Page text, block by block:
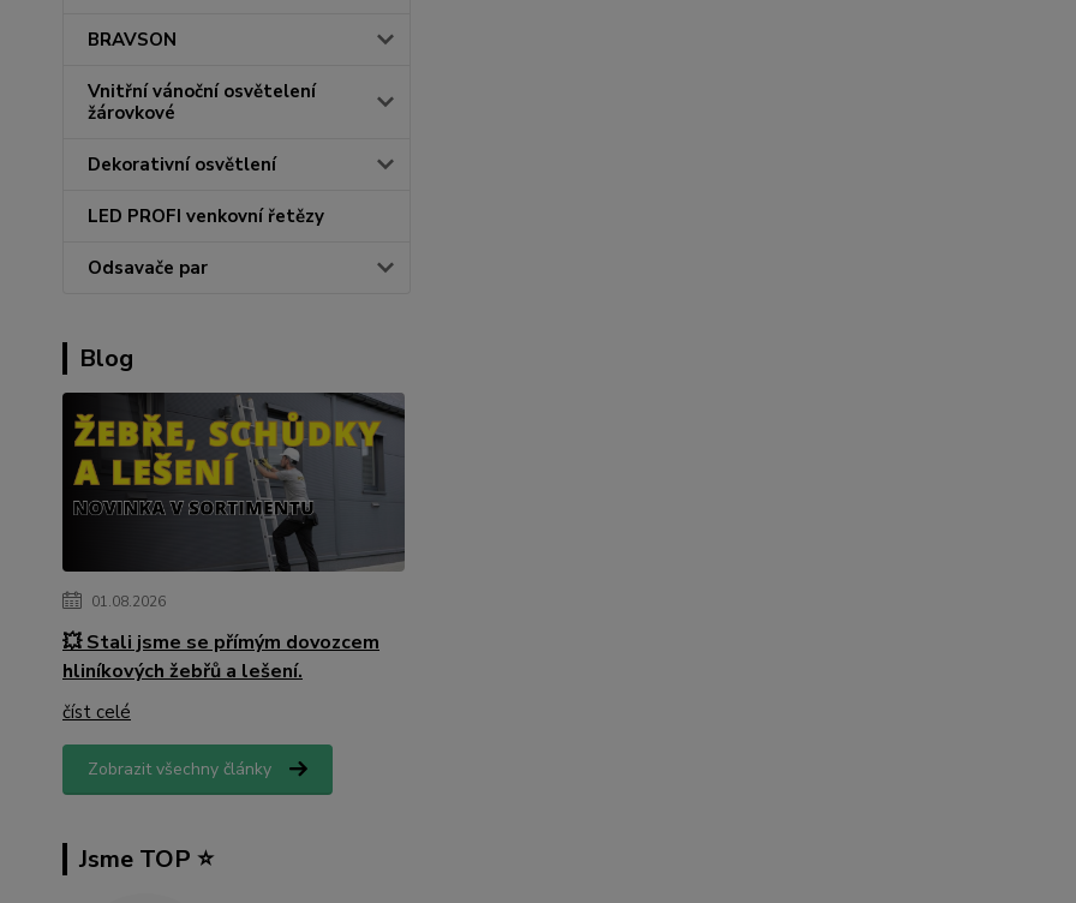
BRAVSON
Vnitřní vánoční osvětelení
žárovkové
Dekorativní osvětlení
LED PROFI venkovní řetězy
Odsavače par
Blog
01.08.2026
💥 Stali jsme se přímým dovozcem
hliníkových žebřů a lešení.
číst celé
Zobrazit všechny články
Jsme TOP ⭐️